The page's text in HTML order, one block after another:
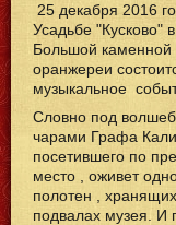
25 декабря 2016
Усадьбе "Кусково"
Большой каменной
оранжереи
музыкальное
Словно под
чарами Графа
посетившего по
место , оживет
полотен ,
подвалах музея. И